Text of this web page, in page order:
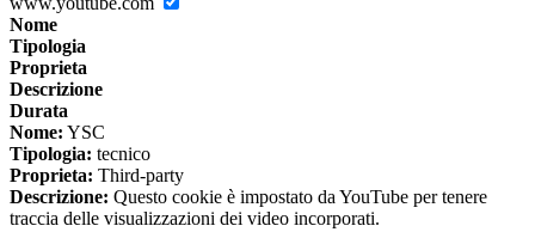
Nome
Tipologia
Proprieta
Descrizione
Durata
Nome: YSC
Tipologia: tecnico
Proprieta: Third-party
Descrizione: Questo cookie è impostato da YouTube per tenere
traccia delle visualizzazioni dei video incorporati.